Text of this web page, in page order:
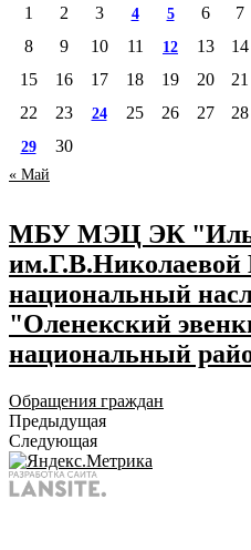
1
2 3 4 5 6
7
8
9 10 11 12 13
14
15
16 17 18 19 20
21
22
23 24 25 26 27 28
29 30
« Май
МБУ МЭЦ ЭК
национальный
"Оленекский
национальный
Обращения граждан
Предыдущая
Следующая